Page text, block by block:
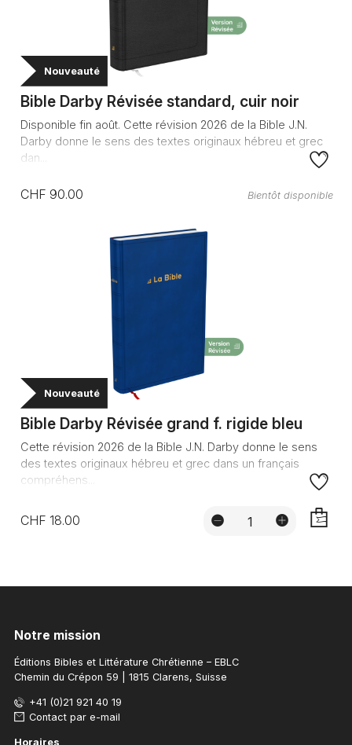
Nouveauté
Bible Darby Révisée standard, cuir noir
Disponible fin août. Cette révision 2026 de la Bible J.N.
Darby donne le sens des textes originaux hébreu et grec
dan...
CHF 90.00 Bientôt disponible
Nouveauté
Bible Darby Révisée grand f. rigide bleu
Cette révision 2026 de la Bible J.N. Darby donne le sens
des textes originaux hébreu et grec dans un français
compréhens...
CHF 18.00
Notre mission
Éditions Bibles et Littérature Chrétienne – EBLC
Chemin du Crépon 59 | 1815 Clarens, Suisse
+41 (0)21 921 40 19
Contact par e-mail
Horaires